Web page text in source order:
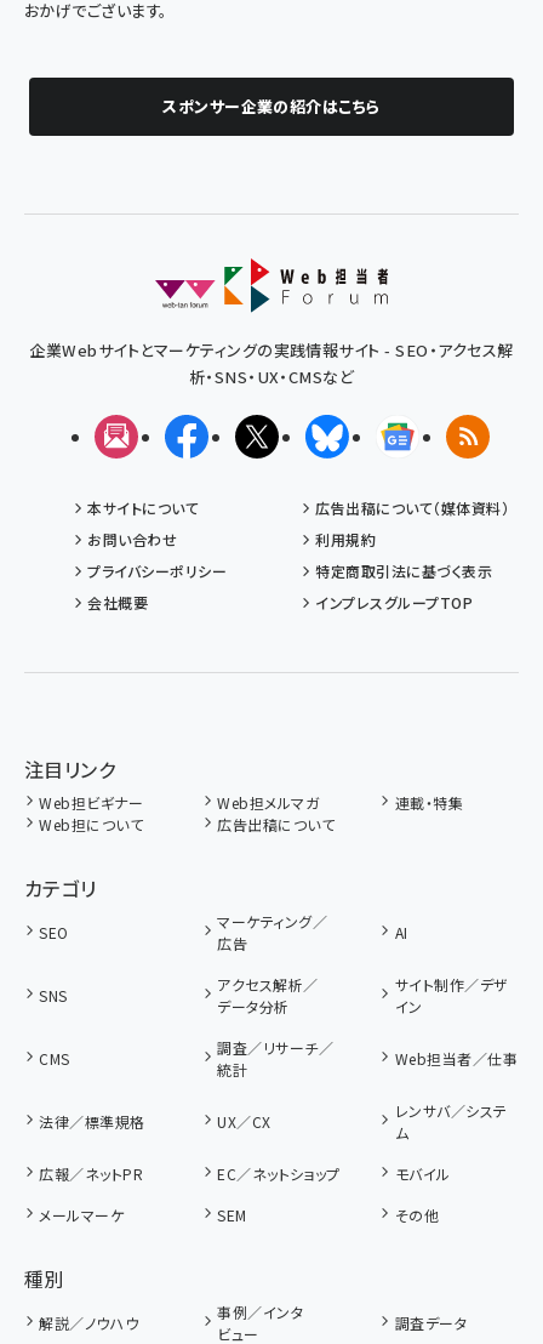
おかげでございます。
スポンサー企業の紹介はこちら
企業Webサイトとマーケティングの実践情報サイト - SEO・アクセス解
析・SNS・UX・CMSなど
メルマガFacebookX(エックス)BlueskyGoogleニュ
RSS
本サイトについて
広告出稿について（媒体資料）
お問い合わせ
利用規約
プライバシーポリシー
特定商取引法に基づく表示
会社概要
インプレスグループTOP
注目リンク
Web担ビギナー Web担メルマガ
連載・特集
Web担について
広告出稿について
カテゴリ
SEO
マーケティング／
広告
AI
SNS
アクセス解析／
データ分析
サイト制作／デザ
イン
CMS
調査／リサーチ／
統計
Web担当者／仕事
法律／標準規格 UX／CX
レンサバ／システ
ム
広報／ネットPR
EC／ネットショップ
モバイル
メールマーケ
SEM その他
種別
解説／ノウハウ
事例／インタ
ビュー
調査データ